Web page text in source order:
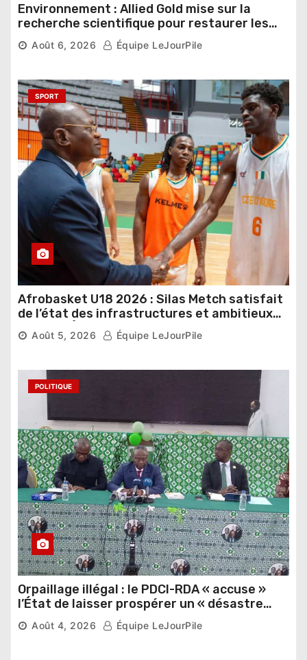
Environnement : Allied Gold mise sur la
recherche scientifique pour restaurer les
sols de ses sites miniers
Août 6, 2026 Équipe LeJourPile
SPORT
Afrobasket U18 2026 : Silas Metch satisfait
de l’état des infrastructures et ambitieux
pour les Éléphants
Août 5, 2026 Équipe LeJourPile
POLITIQUE
Orpaillage illégal : le PDCI-RDA « accuse »
l’État de laisser prospérer un « désastre
national »
Août 4, 2026 Équipe LeJourPile